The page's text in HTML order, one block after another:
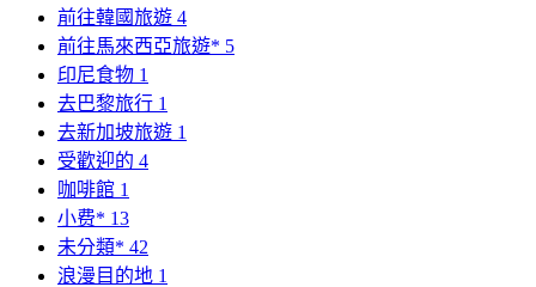
前往韓國旅遊 4
前往馬來西亞旅遊* 5
印尼食物 1
去巴黎旅行 1
去新加坡旅遊 1
受歡迎的 4
咖啡館 1
小费* 13
未分類* 42
浪漫目的地 1